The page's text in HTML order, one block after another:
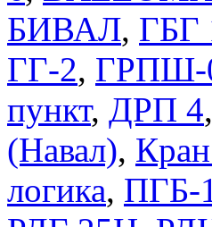
БИВАЛ, ГБГ
ГГ-2, ГРПШ-
пункт, ДРП 4,
(Навал),
логика, ПГБ-